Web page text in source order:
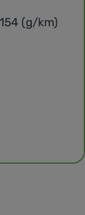
(g/km)